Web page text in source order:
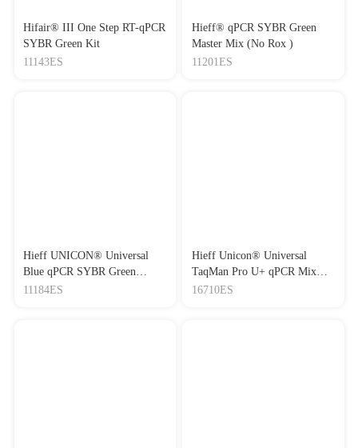
Hifair® III One Step RT-qPCR
SYBR Green Kit
11143ES
Hieff® qPCR SYBR Green
Master Mix (No Rox )
11201ES
Hieff UNICON® Universal
Blue qPCR SYBR Green
Master Mix
11184ES
Hieff Unicon® Universal
TaqMan Pro U+ qPCR Mix
(One Tube)三代通用、全预混
16710ES